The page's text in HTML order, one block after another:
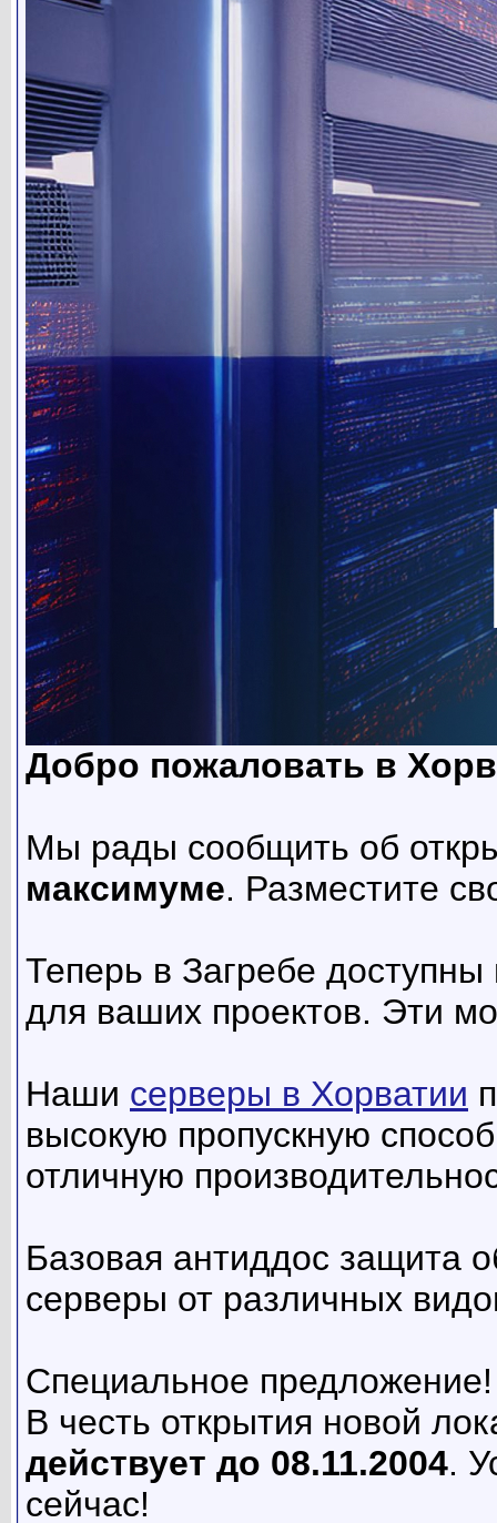
Добро пожаловать в
Мы рады сообщить об
максимуме. Разместите
Теперь в Загребе
для ваших проектов. Эти
Наши серверы в Хорватии
высокую пропускную
отличную
Базовая антиддос защита
серверы от различных
Специальное предложение!
В честь открытия новой
действует до 08.11.2004.
сейчас!